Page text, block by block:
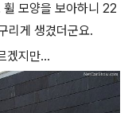
모양을 보아하니 22
리게 생겼더군요.
겠지만...